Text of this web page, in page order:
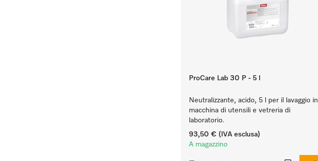
ProCare Lab 30 P - 5 l
Neutralizzante, acido, 5 l per il lavaggio in
macchina di utensili e vetreria di
laboratorio.
93,50 € (IVA esclusa)
A magazzino